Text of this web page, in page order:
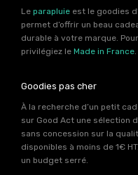
Le parapluie est le goodies
permet d’offrir un beau
durable à votre marque.
privilégiez le Made in France.
Goodies pas cher
À la recherche d’un petit
sur Good Act une sélection
sans concession sur la
disponibles à moins de 1€
un budget serré.